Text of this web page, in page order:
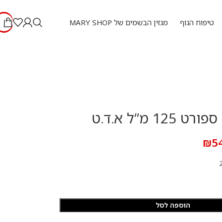
טיפוח הגוף מגזין הבשמים של MARY SHOP
מ”ל א.ד.ט
₪
הוספה לסל